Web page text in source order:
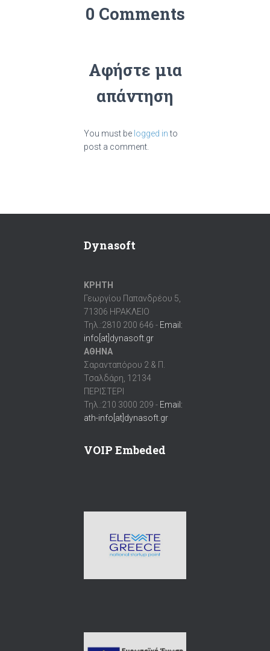
0 Comments
Αφήστε μια
απάντηση
You must be logged into
post a comment.
Dynasoft
ΚΡΗΤΗ
Γεωργίου Παπανδρέου 5,
71306 ΗΡΑΚΛΕΙΟ
Τηλ.:2810 200 646 - Email:
info[at]dynasoft.gr
ΑΘΗΝΑ
Σαρανταπόρου 2 & Π.
Τσαλδάρη, 12134
ΠΕΡΙΣΤΕΡΙ
Τηλ.:210 3000 209 - Email:
ath-info[at]dynasoft.gr
VOIP Embeded